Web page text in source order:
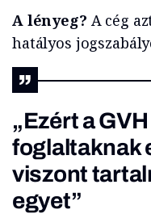
A lényeg? A cég
hatályos
„Ezért a
foglaltaknak
viszont
egyet”